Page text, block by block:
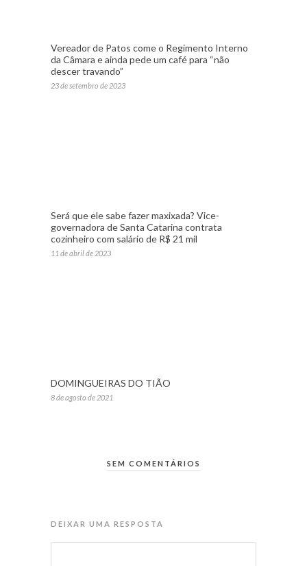
Vereador de Patos come o Regimento Interno
da Câmara e ainda pede um café para “não
descer travando”
23 de setembro de 2023
Será que ele sabe fazer maxixada? Vice-
governadora de Santa Catarina contrata
cozinheiro com salário de R$ 21 mil
11 de abril de 2023
DOMINGUEIRAS DO TIÃO
8 de agosto de 2021
SEM COMENTÁRIOS
DEIXAR UMA RESPOSTA